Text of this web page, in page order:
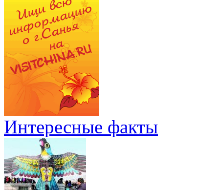
Интересные факты